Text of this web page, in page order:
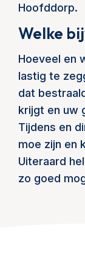
Hoofddorp.
Welke
Hoeveel en
lastig te
dat
krijgt en uw
Tijdens en
moe zijn en
Uiteraard
zo goed